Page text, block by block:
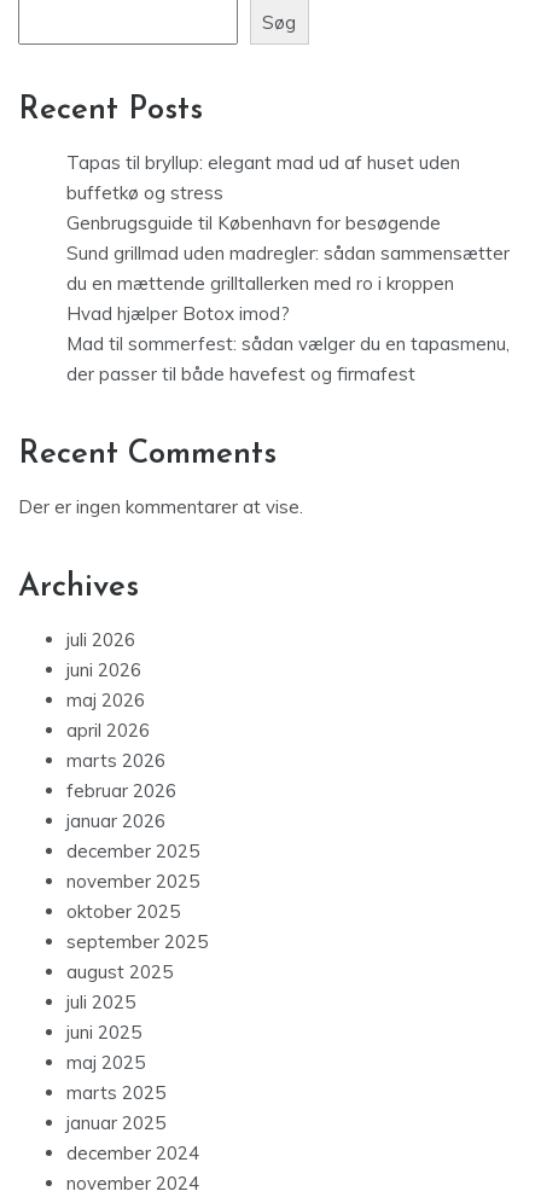
Søg
Recent Posts
Tapas til bryllup: elegant mad ud af huset uden
buffetkø og stress
Genbrugsguide til København for besøgende
Sund grillmad uden madregler: sådan sammensætter
du en mættende grilltallerken med ro i kroppen
Hvad hjælper Botox imod?
Mad til sommerfest: sådan vælger du en tapasmenu,
der passer til både havefest og firmafest
Recent Comments
Der er ingen kommentarer at vise.
Archives
juli 2026
juni 2026
maj 2026
april 2026
marts 2026
februar 2026
januar 2026
december 2025
november 2025
oktober 2025
september 2025
august 2025
juli 2025
juni 2025
maj 2025
marts 2025
januar 2025
december 2024
november 2024